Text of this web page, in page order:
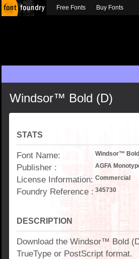
Windsor™ Bold (D)
STATS
Font Name: Windsor™
Publisher : AGFA
License Information: Commercial
Foundry Reference : 345730
DESCRIPTION
Download the Windsor™ Bold
TrueType or PostScript format.
Free Fonts Buy Fonts